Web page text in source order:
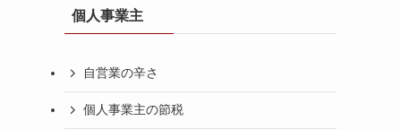
個人事業主
自営業の辛さ
個人事業主の節税